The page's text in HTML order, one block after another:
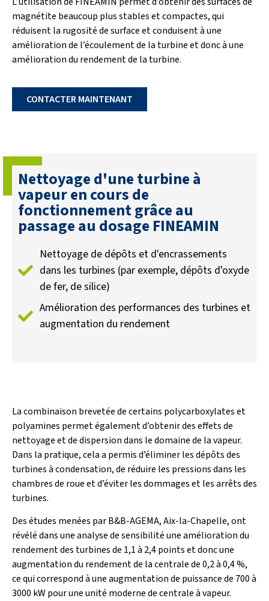
magnétite beaucoup plus stables et compactes, qui
réduisent la rugosité de surface et conduisent à une
amélioration de l’écoulement de la turbine et donc à une
amélioration du rendement de la turbine.
CONTACTER MAINTENANT
Nettoyage d'une turbine à
vapeur en cours de
fonctionnement grâce au
passage au dosage FINEAMIN
Nettoyage de dépôts et d'encrassements
dans les turbines (par exemple, dépôts d'oxyde
de fer, de silice)
Amélioration des performances des turbines et
augmentation du rendement
La combinaison brevetée de certains polycarboxylates et
polyamines permet également d’obtenir des effets de
nettoyage et de dispersion dans le domaine de la vapeur.
Dans la pratique, cela a permis d’éliminer les dépôts des
turbines à condensation, de réduire les pressions dans les
chambres de roue et d’éviter les dommages et les arrêts des
turbines.
Des études menées par B&B-AGEMA, Aix-la-Chapelle, ont
révélé dans une analyse de sensibilité une amélioration du
rendement des turbines de 1,1 à 2,4 points et donc une
augmentation du rendement de la centrale de 0,2 à 0,4 %,
ce qui correspond à une augmentation de puissance de 700 à
3000 kW pour une unité moderne de centrale à vapeur.